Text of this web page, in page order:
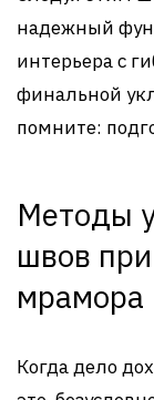
надежный
интерьера с
финальной
помните:
Методы
швов
мрамора
Когда дело